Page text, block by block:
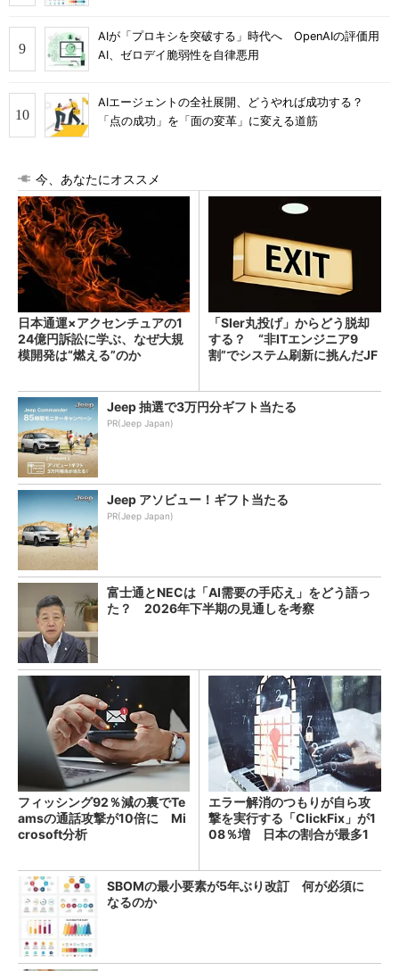
AIが「プロキシを突破する」時代へ OpenAIの評価用
AI、ゼロデイ脆弱性を自律悪用
AIエージェントの全社展開、どうやれば成功する？
「点の成功」を「面の変革」に変える道筋
今、あなたにオススメ
日本通運×アクセンチュアの1
24億円訴訟に学ぶ、なぜ大規
模開発は“燃える”のか
「SIer丸投げ」からどう脱却
する？ “非ITエンジニア9
割”でシステム刷新に挑んだJF
Jeep 抽選で3万円分ギフト当たる
PR(Jeep Japan)
Jeep アソビュー！ギフト当たる
PR(Jeep Japan)
富士通とNECは「AI需要の手応え」をどう語っ
た？ 2026年下半期の見通しを考察
フィッシング92％減の裏でTe
amsの通話攻撃が10倍に Mi
crosoft分析
エラー解消のつもりが自ら攻
撃を実行する「ClickFix」が1
08％増 日本の割合が最多1
SBOMの最小要素が5年ぶり改訂 何が必須に
なるのか